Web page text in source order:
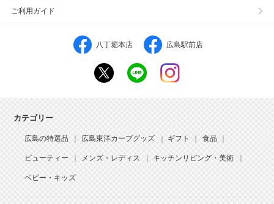
ご利用ガイド
八丁堀本店 広島駅前店
カテゴリー
広島の特選品 広島東洋カープグッズ ギフト 食品
ビューティー メンズ・レディス キッチンリビング・美術
ベビー・キッズ